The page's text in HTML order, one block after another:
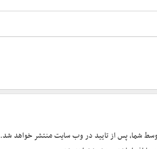
شما، پس از تایید در وب سایت منتشر خواهد شد.